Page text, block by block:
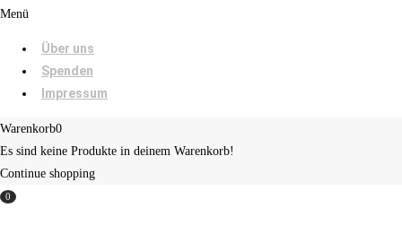
Menü
Über uns
Spenden
Impressum
Warenkorb0
Es sind keine Produkte in deinem Warenkorb!
Continue shopping
0